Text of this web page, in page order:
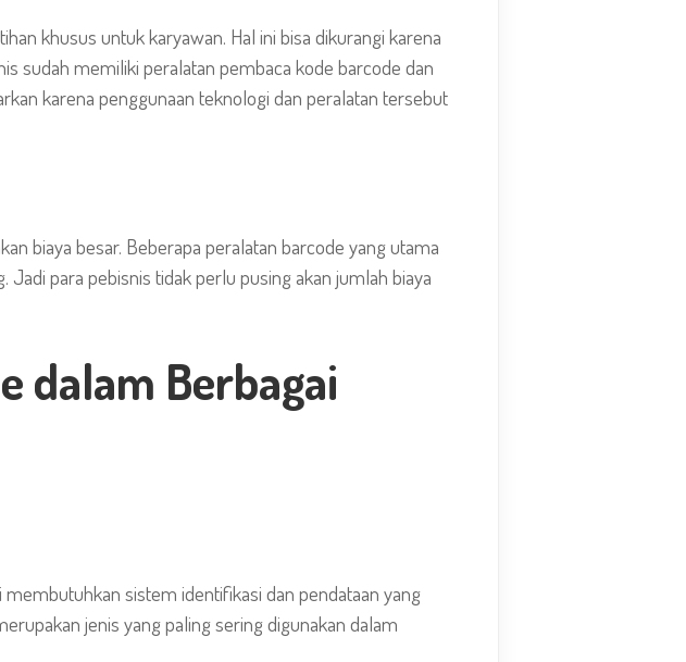
khusus untuk karyawan. Hal ini bisa dikurangi karena
sudah memiliki peralatan pembaca kode barcode dan
karena penggunaan teknologi dan peralatan tersebut
biaya besar. Beberapa peralatan barcode yang utama
Jadi para pebisnis tidak perlu pusing akan jumlah biaya
dalam Berbagai
sistem identifikasi dan pendataan yang
jenis yang paling sering digunakan dalam